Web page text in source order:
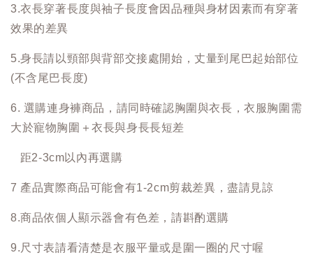
3.衣長穿著長度與袖子長度會因品種與身材因素而有穿著
效果的差異
5.身長請以頸部與背部交接處開始，丈量到尾巴起始部位
(不含尾巴長度)
6. 選購連身褲商品，請同時確認胸圍與衣長，衣服胸圍需
大於寵物胸圍＋衣長與身長長短差
距2-3cm以內再選購
7 產品實際商品可能會有1-2cm剪裁差異，盡請見諒
8.商品依個人顯示器會有色差，請斟酌選購
9.尺寸表請看清楚是衣服平量或是圍一圈的尺寸喔